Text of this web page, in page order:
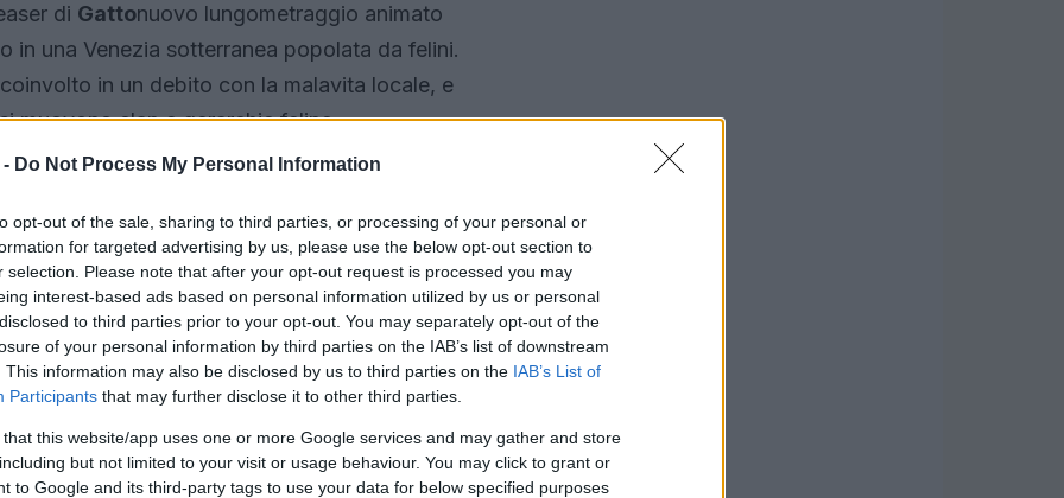
Do Not Process My Personal Information
opt-out of the sale, sharing to third parties, or processing of your personal or
for targeted advertising by us, please use the below opt-out section to
selection. Please note that after your opt-out request is processed you may
interest-based ads based on personal information utilized by us or personal
to third parties prior to your opt-out. You may separately opt-out of the
of your personal information by third parties on the IAB’s list of downstream
This information may also be disclosed by us to third parties on the IAB’s List of
Participants that may further disclose it to other third parties.
that this website/app uses one or more Google services and may gather and store
but not limited to your visit or usage behaviour. You may click to grant or
to Google and its third-party tags to use your data for below specified purposes
di Gattonuovo lungometraggio animato
in una Venezia sotterranea popolata da felini.
in un debito con la malavita locale, e
muovono clan e gerarchie feline.